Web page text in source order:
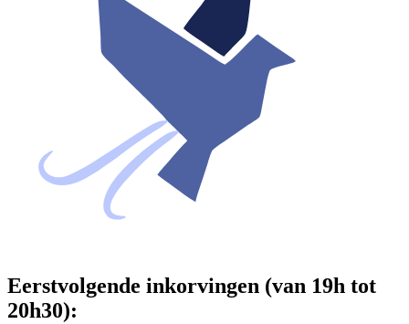
Eerstvolgende inkorvingen (van 19h tot
20h30):